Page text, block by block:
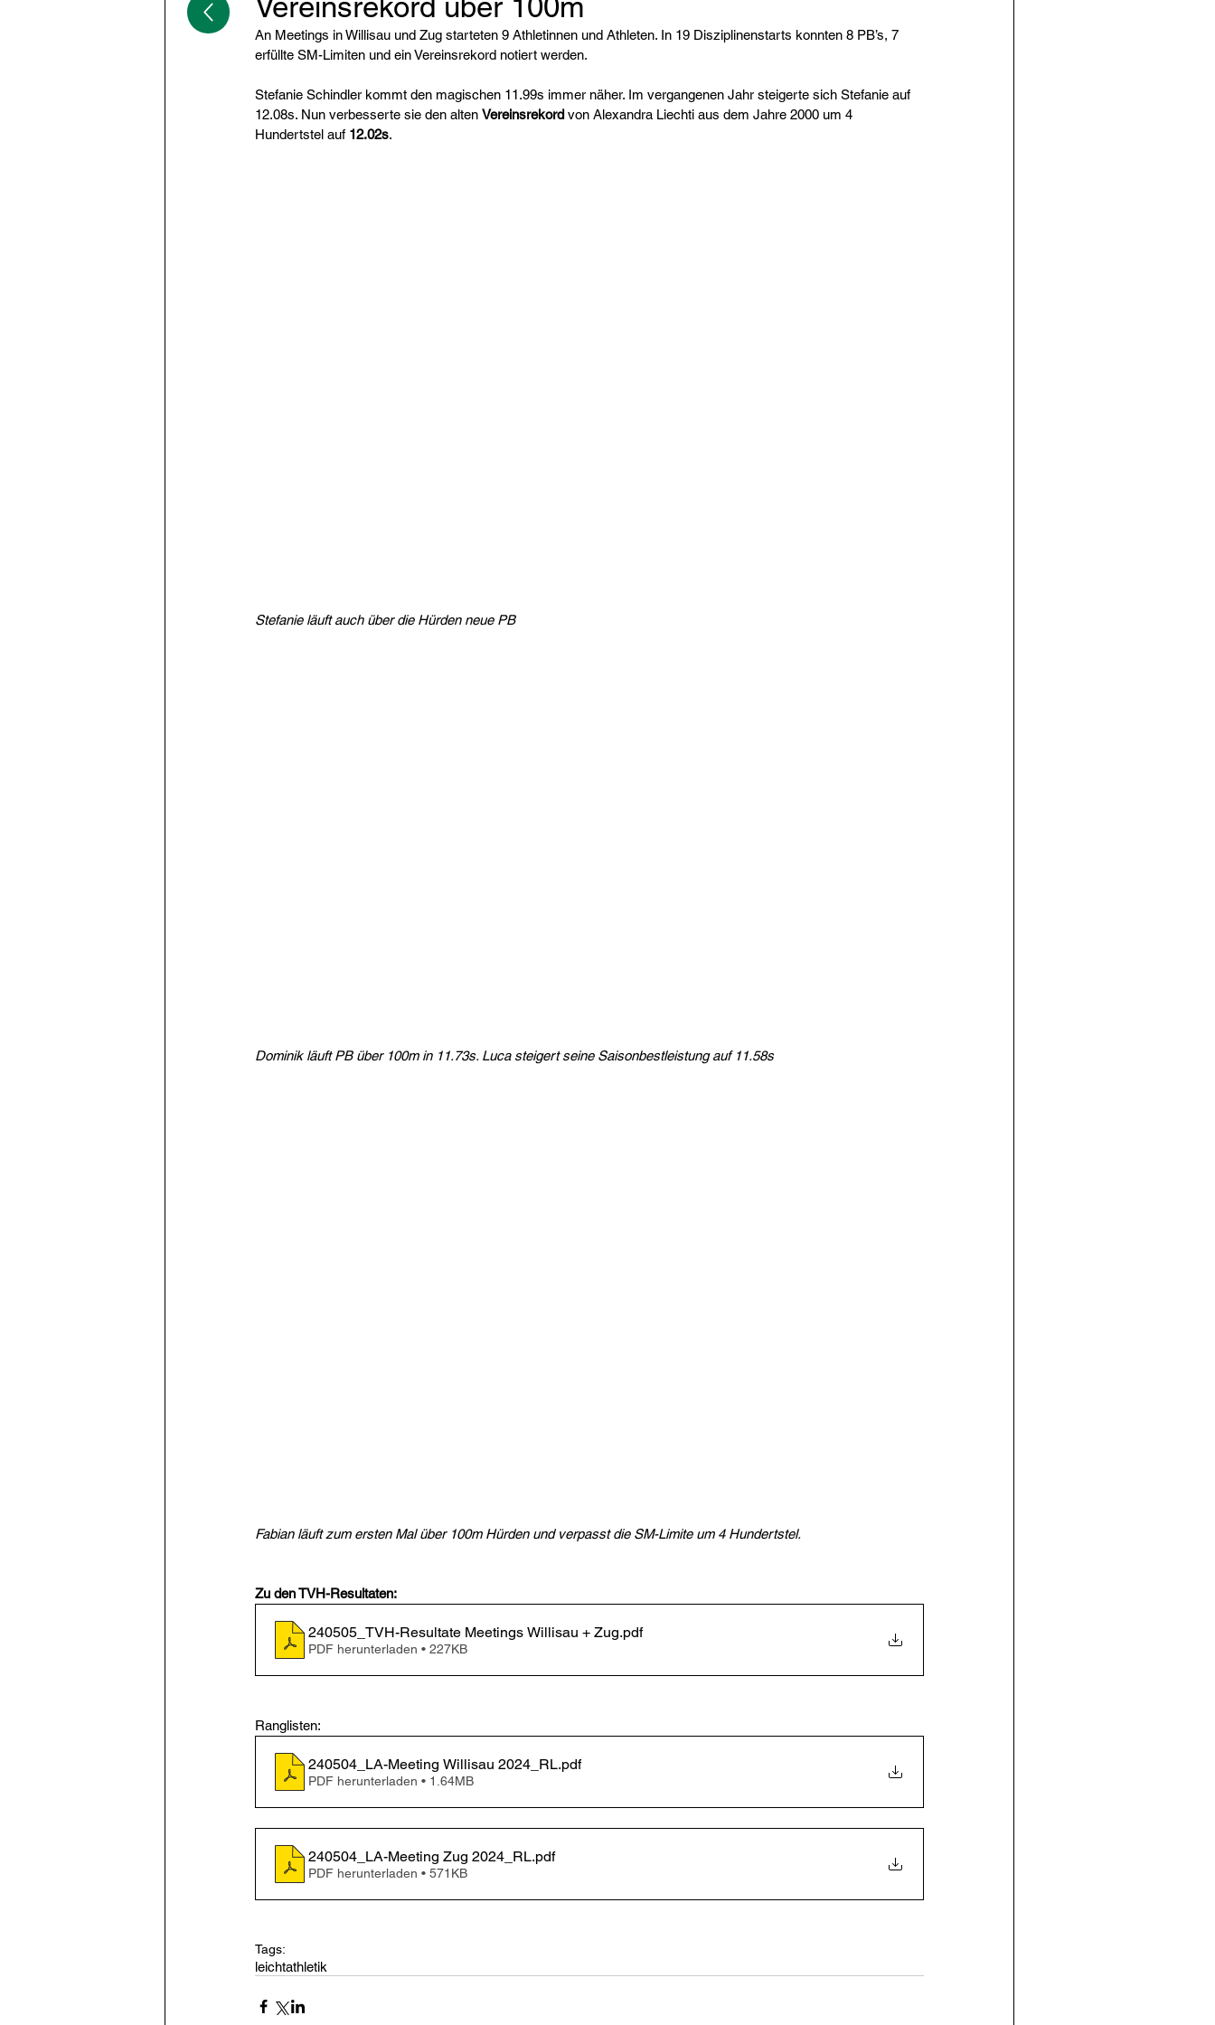
An Meetings in Willisau und Zug starteten 9 Athletinnen und Athleten. In 19 Disziplinenstarts konnten 8 PB’s, 7
erfüllte SM-Limiten und ein Vereinsrekord notiert werden.
Stefanie Schindler kommt den magischen 11.99s immer näher. Im vergangenen Jahr steigerte sich Stefanie auf
12.08s. Nun verbesserte sie den alten Vereinsrekord von Alexandra Liechti aus dem Jahre 2000 um 4
Hundertstel auf 12.02s.
Stefanie läuft auch über die Hürden neue PB
Dominik läuft PB über 100m in 11.73s. Luca steigert seine Saisonbestleistung auf 11.58s
Fabian läuft zum ersten Mal über 100m Hürden und verpasst die SM-Limite um 4 Hundertstel.
Zu den TVH-Resultaten:
240505_TVH-Resultate Meetings Willisau + Zug.pdf
PDF herunterladen • 227KB
Ranglisten:
240504_LA-Meeting Willisau 2024_RL.pdf
PDF herunterladen • 1.64MB
240504_LA-Meeting Zug 2024_RL.pdf
PDF herunterladen • 571KB
Tags:
leichtathletik